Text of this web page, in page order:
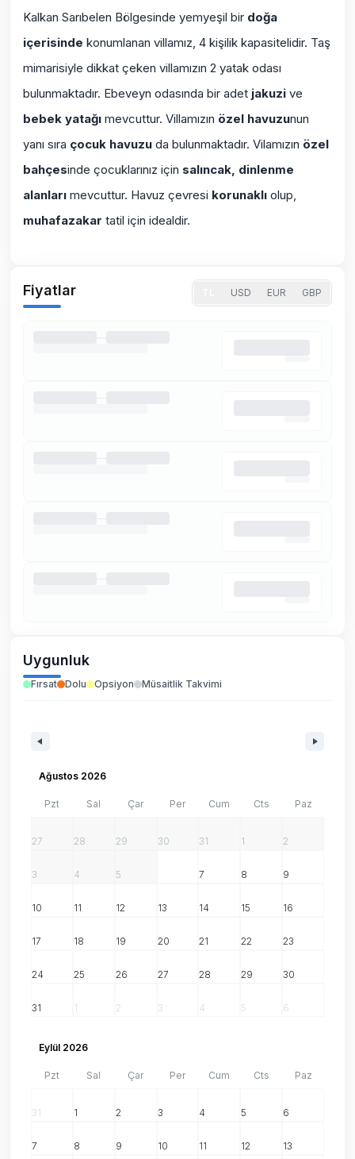
Kalkan Sarıbelen Bölgesinde yemyeşil bir doğa
içerisinde konumlanan villamız, 4 kişilik kapasitelidir. Taş
mimarisiyle dikkat çeken villamızın 2 yatak odası
bulunmaktadır. Ebeveyn odasında bir adet jakuzi ve
bebek yatağı mevcuttur. Villamızın özel havuzunun
yanı sıra çocuk havuzu da bulunmaktadır. Vilamızın özel
bahçesinde çocuklarınız için salıncak, dinlenme
alanları mevcuttur. Havuz çevresi korunaklı olup,
muhafazakar tatil için idealdir.
Fiyatlar USD EUR GBP
Uygunluk
Fırsat Dolu Opsiyon Müsaitlik Takvimi
Ağustos 2026
Pzt Sal Çar Per Cum Cts Paz
27 28 29 30 31 1 2
3 4 5 7 8 9
10 11 12 13 14 15 16
17 18 19 20 21 22 23
24 25 26 27 28 29 30
31 1 2 3 4 5 6
Eylül 2026
Pzt Sal Çar Per Cum Cts Paz
31 1 2 3 4 5 6
7 8 9 10 11 12 13